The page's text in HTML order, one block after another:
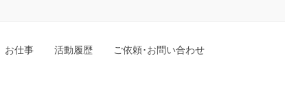
お仕事 活動履歴 ご依頼･お問い合わせ